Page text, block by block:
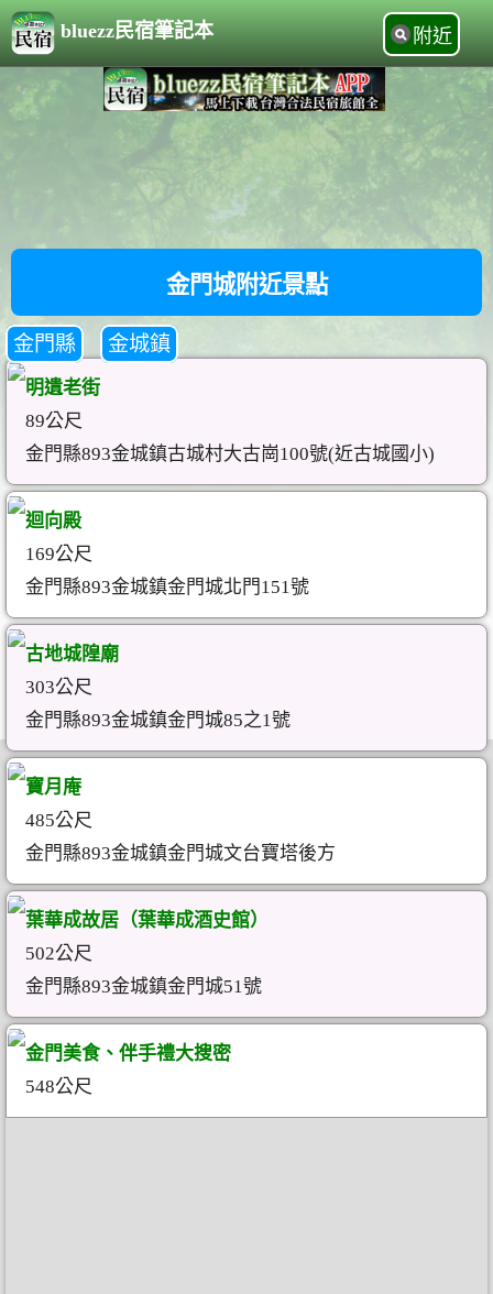
bluezz民宿筆記本 附近
金門城附近景點
金門縣 金城鎮
明遺老街
89公尺
金門縣893金城鎮古城村大古崗100號(近古城國小)
迴向殿
169公尺
金門縣893金城鎮金門城北門151號
古地城隍廟
303公尺
金門縣893金城鎮金門城85之1號
寶月庵
485公尺
金門縣893金城鎮金門城文台寶塔後方
葉華成故居（葉華成酒史館）
502公尺
金門縣893金城鎮金門城51號
金門美食、伴手禮大搜密
548公尺